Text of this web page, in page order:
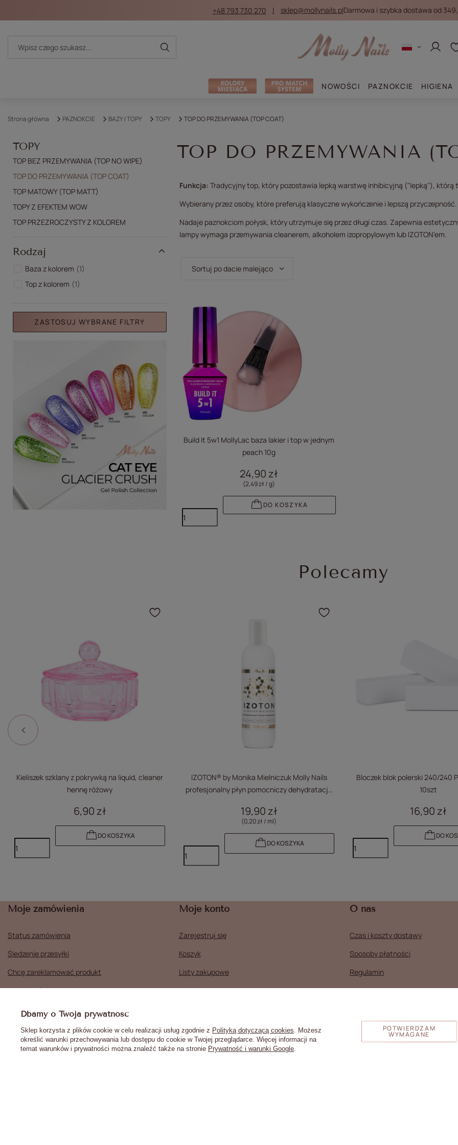
+48 793 730 270 sklep@mollynails.plDarmowa i szybka dostawa od
NOWOŚCI PAZNOKCIE HIGIENA
Strona główna PAZNOKCIE BAZY I TOPY TOPY TOP DO PRZEMYWANIA (TOP COAT)
TOPY
TOP BEZ PRZEMYWANIA (TOP NO WIPE)
TOP DO PRZEMYWANIA (TOP COAT)
TOP MATOWY (TOP MATT)
TOPY Z EFEKTEM WOW
TOP PRZEZROCZYSTY Z KOLOREM
Rodzaj
Baza z kolorem
1
Top z kolorem
1
ZASTOSUJ WYBRANE FILTRY
TOP DO PRZEMYWANIA
Funkcja: Tradycyjny top, który pozostawia lepką warstwę inhibicyjną ("lepką"), którą
Wybierany przez osoby, które preferują klasyczne wykończenie i lepszą przyczepność.
Nadaje paznokciom połysk, który utrzymuje się przez długi czas. Zapewnia
lampy wymaga przemywania cleanerem, alkoholem izopropylowym lub IZOTON'em.
Zmień sortowanie
Sortuj po dacie malejąco
Build It 5w1 MollyLac baza lakier i top w jednym
peach 10g
24,90 zł
(2,49 zł / g)
DO KOSZYKA
Polecamy
Kieliszek szklany z pokrywką na liquid, cleaner
hennę różowy
6,90 zł
DO KOSZYKA
Kliknij, aby dodać produkt do ulubionych
IZOTON® by Monika Mielniczuk Molly Nails
profesjonalny płyn pomocniczy dehydratacja
19,90 zł
(0,20 zł / ml)
DO KOSZYKA
Kliknij, aby dodać
Bloczek blok polerski 240/240
10szt
16,90 zł
DO
Moje zamówienia
Status zamówienia
Śledzenie przesyłki
Chcę zareklamować produkt
Chcę zwrócić produkt
Chcę wymienić towar
Moje konto
Zarejestruj się
Koszyk
Listy zakupowe
Lista zakupionych produktów
Moje rabaty
Newsletter
O nas
Czas i koszty dostawy
Sposoby płatności
Regulamin
Polityka prywatności
Zarządzaj plikami cookie
Prawdziwe
opinie klientów
Dbamy o Twoją prywatność
Sklep korzysta z plików cookie w celu realizacji usług zgodnie z Polityką dotyczącą cookies . Możesz
określić warunki przechowywania lub dostępu do cookie w Twojej przeglądarce. Więcej informacji na
temat warunków i prywatności można znaleźć także na stronie Prywatność i warunki Google
POTWIERDZAM
WYMAGANE